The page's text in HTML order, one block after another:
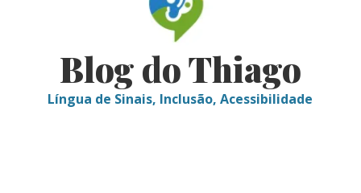
Blog do Thiago
Língua de Sinais, Inclusão, Acessibilidade